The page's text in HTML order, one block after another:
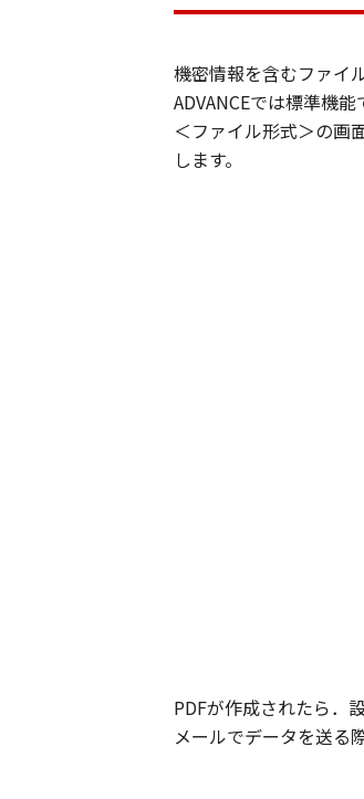
機密情報を含むファイ
ADVANCEでは標準機
＜ファイル形式＞の画
します。
PDFが作成されたら．
メールでデータを送る